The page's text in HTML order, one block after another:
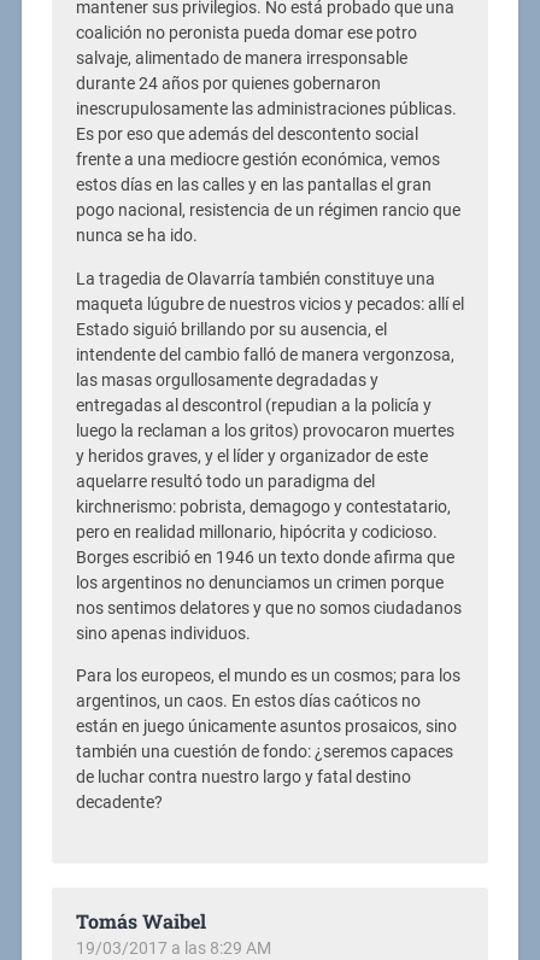
mantener sus privilegios. No está probado que una
coalición no peronista pueda domar ese potro
salvaje, alimentado de manera irresponsable
durante 24 años por quienes gobernaron
inescrupulosamente las administraciones públicas.
Es por eso que además del descontento social
frente a una mediocre gestión económica, vemos
estos días en las calles y en las pantallas el gran
pogo nacional, resistencia de un régimen rancio que
nunca se ha ido.
La tragedia de Olavarría también constituye una
maqueta lúgubre de nuestros vicios y pecados: allí el
Estado siguió brillando por su ausencia, el
intendente del cambio falló de manera vergonzosa,
las masas orgullosamente degradadas y
entregadas al descontrol (repudian a la policía y
luego la reclaman a los gritos) provocaron muertes
y heridos graves, y el líder y organizador de este
aquelarre resultó todo un paradigma del
kirchnerismo: pobrista, demagogo y contestatario,
pero en realidad millonario, hipócrita y codicioso.
Borges escribió en 1946 un texto donde afirma que
los argentinos no denunciamos un crimen porque
nos sentimos delatores y que no somos ciudadanos
sino apenas individuos.
Para los europeos, el mundo es un cosmos; para los
argentinos, un caos. En estos días caóticos no
están en juego únicamente asuntos prosaicos, sino
también una cuestión de fondo: ¿seremos capaces
de luchar contra nuestro largo y fatal destino
decadente?
Tomás Waibel
19/03/2017 a las 8:29 AM